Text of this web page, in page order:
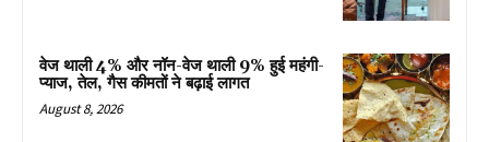
वेज थाली 4% और नॉन-वेज थाली 9% हुई महंगी-
प्याज, तेल, गैस कीमतों ने बढ़ाई लागत
August 8, 2026